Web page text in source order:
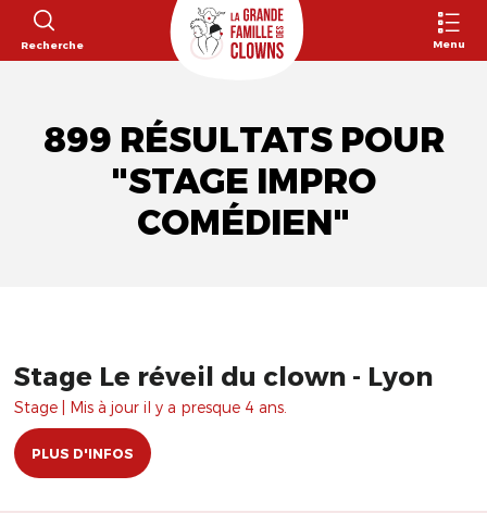
Recherche Menu
899 RÉSULTATS POUR
"STAGE IMPRO
COMÉDIEN"
Stage Le réveil du clown - Lyon
Stage | Mis à jour il y a presque 4 ans.
PLUS D'INFOS